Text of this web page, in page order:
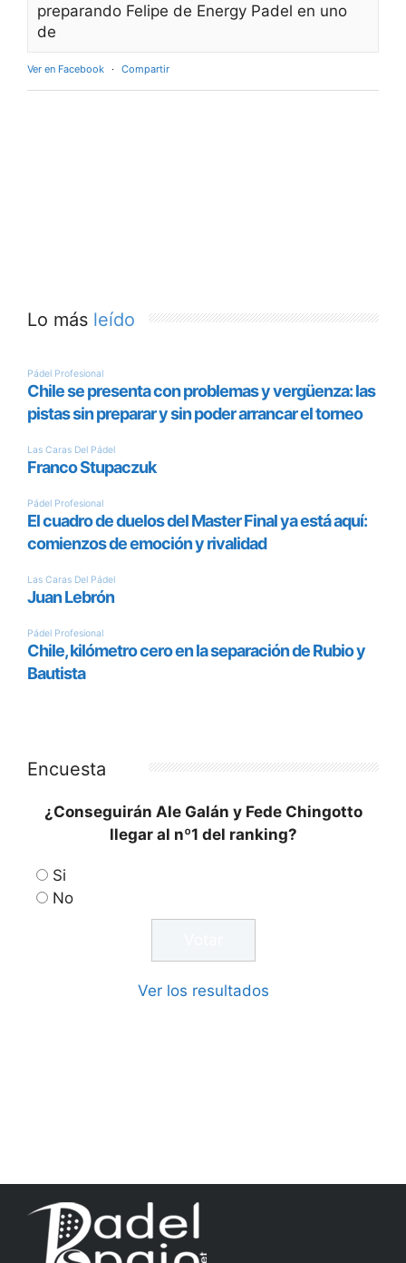
preparando Felipe de Energy Padel en uno
de
Ver en Facebook · Compartir
Lo más leído
Encuesta
¿Conseguirán Ale Galán y Fede Chingotto
llegar al nº1 del ranking?
Si
No
Ver los resultados